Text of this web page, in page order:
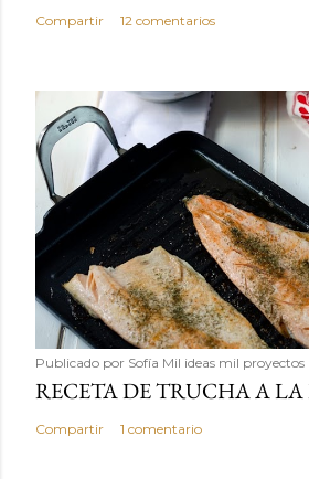
Compartir 12 comentarios
Publicado por Sofía Mil ideas mil proyectos
RECETA DE TRUCHA A
Compartir 1 comentario